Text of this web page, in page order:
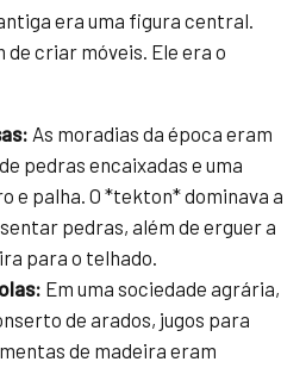
era uma figura central.
de criar móveis. Ele era o
As moradias da época eram
pedras encaixadas e uma
e palha. O *tekton* dominava a
pedras, além de erguer a
para o telhado.
Em uma sociedade agrária,
de arados, jugos para
de madeira eram